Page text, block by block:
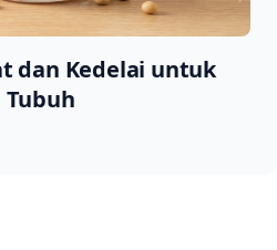
dan Kedelai untuk